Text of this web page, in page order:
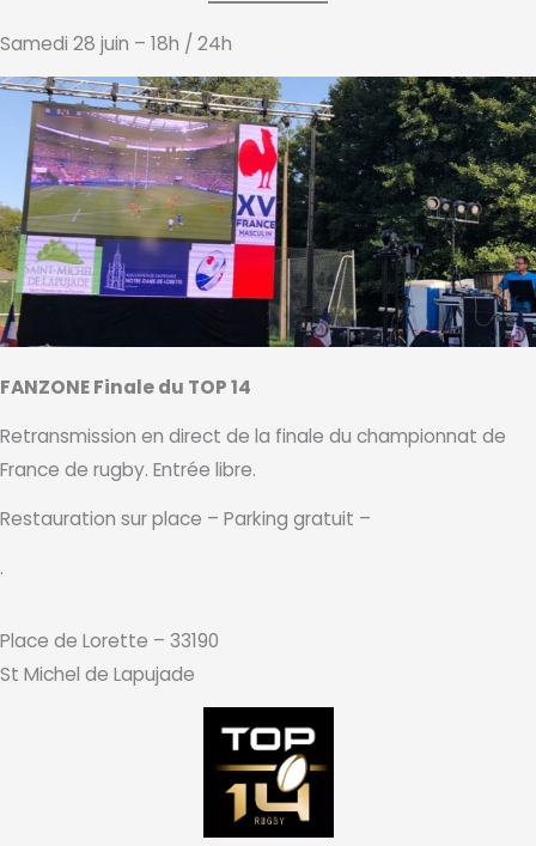
Samedi 28 juin – 18h / 24h
FANZONE Finale du TOP 14
Retransmission en direct de la finale du championnat de
France de rugby. Entrée libre.
Restauration sur place – Parking gratuit –
.
Place de Lorette – 33190
St Michel de Lapujade